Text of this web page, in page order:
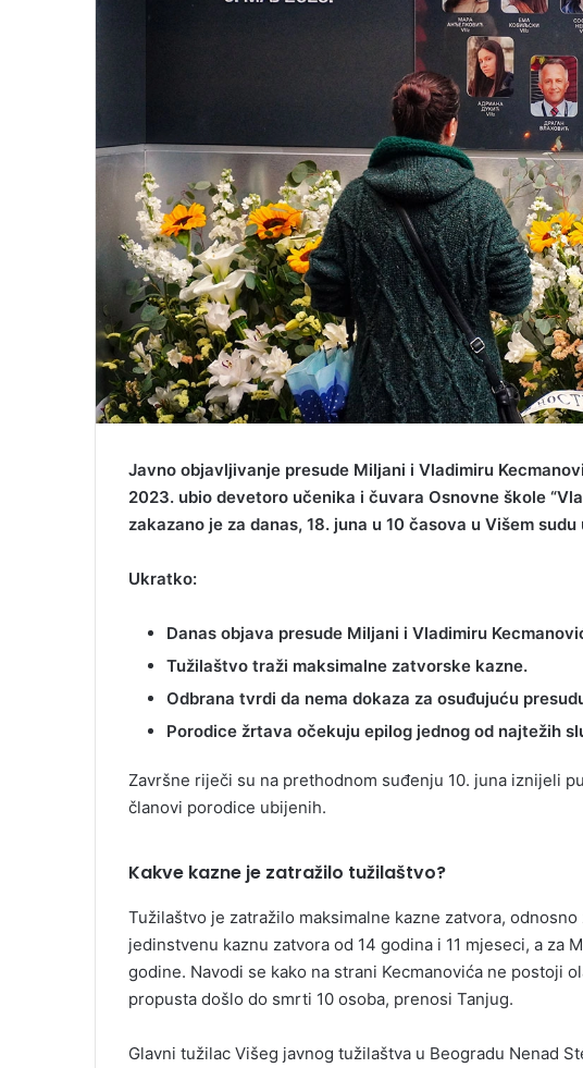
Javno objavljivanje presude Miljani i Vladimiru
2023. ubio devetoro učenika i čuvara Osnovne škole
zakazano je za danas, 18. juna u 10 časova u Višem sudu
Ukratko:
Danas objava presude Miljani i Vladimiru
Tužilaštvo traži maksimalne zatvorske kazne.
Odbrana tvrdi da nema dokaza za osuđujuću
Porodice žrtava očekuju epilog jednog od najtežih
Završne riječi su na prethodnom suđenju 10. juna iznijeli
članovi porodice ubijenih.
Kakve kazne je zatražilo tužilaštvo?
Tužilaštvo je zatražilo maksimalne kazne zatvora,
jedinstvenu kaznu zatvora od 14 godina i 11 mjeseci, a za
godine. Navodi se kako na strani Kecmanovića ne postoji
propusta došlo do smrti 10 osoba, prenosi Tanjug.
Glavni tužilac Višeg javnog tužilaštva u Beogradu Nenad